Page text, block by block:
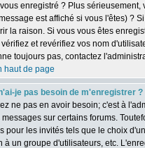
enregistré ? Plus
est affiché si vous l'êtes) ?
la raison. Si vous vous êtes
et revérifiez vos nom
toujours pas, contactez
haut de page
je pas besoin de m'enregistrer ?
ne pas en avoir besoin; c'est à
sur certains forums.
pour les invités tels que le choix
à un groupe d'utilisateurs, etc.